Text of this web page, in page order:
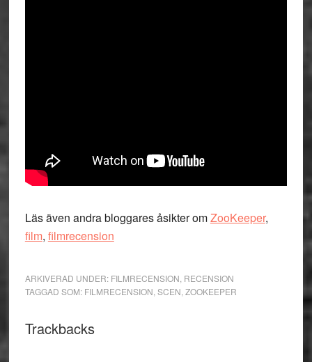
Läs även andra bloggares åsikter omZooKeeper,
film, filmrecension
ARKIVERAD UNDER: FILMRECENSION RECENSION
TAGGAD SOM: FILMRECENSION SCEN ZOOKEEPER
Läsarkommentarer
Trackbacks